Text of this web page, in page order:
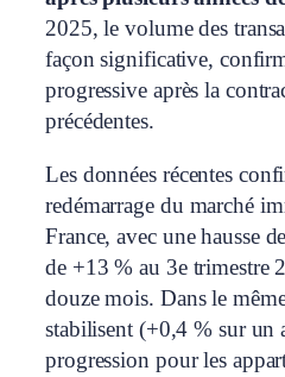
2025, le volume des
façon significative,
progressive après la
précédentes.
Les données récentes
redémarrage du marché
France, avec une hausse
de +13 % au 3e trimestre
douze mois. Dans le
stabilisent (+0,4 % sur un
progression pour les